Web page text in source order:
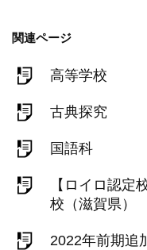
関連ページ
高等学校
古典探究
国語科
【ロイロ認定
校（滋賀県）
2022年前期追